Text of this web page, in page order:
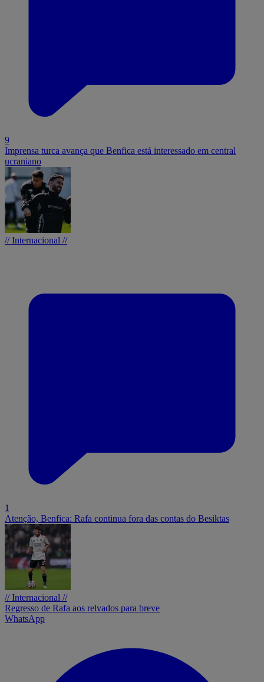
9
Imprensa turca avança que Benfica está interessado em central
ucraniano
// Internacional //
1
Atenção, Benfica: Rafa continua fora das contas do Besiktas
// Internacional //
Regresso de Rafa aos relvados para breve
WhatsApp